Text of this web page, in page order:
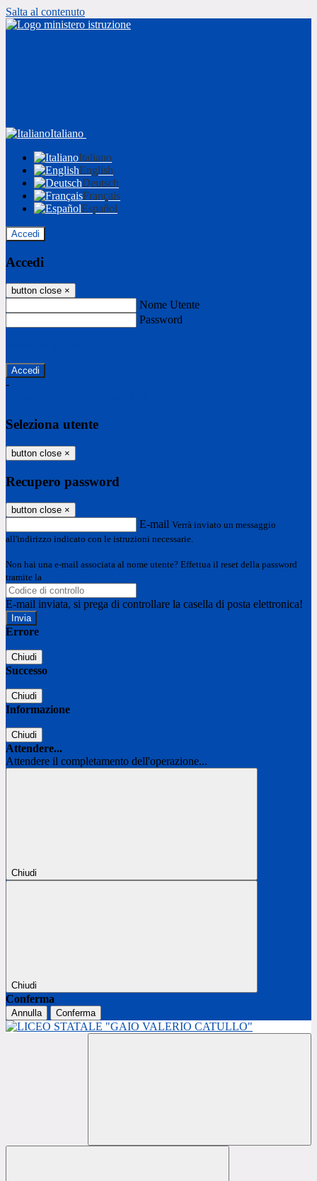
Salta al contenuto
Italiano
Italiano
English
Deutsch
Français
Español
Accedi
Accedi
button close ×
Nome Utente
Password
-
Seleziona utente
button close ×
Recupero password
button close ×
E-mail Verrà inviato un messaggio
all'indirizzo indicato con le istruzioni necessarie.
Non hai una e-mail associata al nome utente? Effettua il reset della password
tramite la
E-mail inviata, si prega di controllare la casella di posta elettronica!
Errore
Chiudi
Successo
Chiudi
Informazione
Chiudi
Attendere...
Attendere il completamento dell'operazione...
Chiudi
Chiudi
Conferma
Annulla Conferma